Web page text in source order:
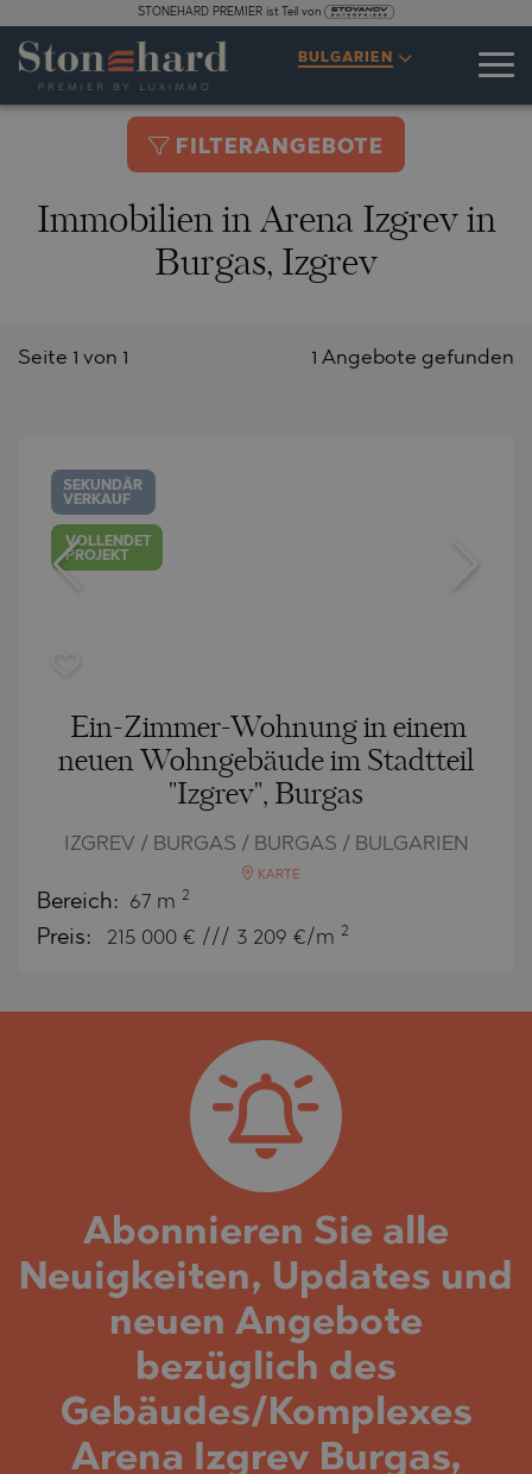
STONEHARD PREMIER ist Teil von
BULGARIEN
FILTERANGEBOTE
Immobilien in Arena Izgrev in
Burgas, Izgrev
1 Angebote gefunden
Seite 1 von 1
SEKUNDÄR
VERKAUF
VOLLENDET
PROJEKT
Ein-Zimmer-Wohnung in einem
neuen Wohngebäude im Stadtteil
"Izgrev", Burgas
IZGREV / BURGAS / BURGAS / BULGARIEN
KARTE
Bereich: 67 m 2
Preis: 215 000 € /// 3 209 €/m 2
Abonnieren Sie alle
Neuigkeiten, Updates und
neuen Angebote
bezüglich des
Gebäudes/Komplexes
Arena Izgrev Burgas,